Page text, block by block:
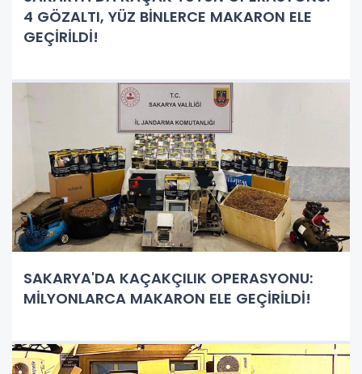
4 GÖZALTI, YÜZ BİNLERCE MAKARON ELE
GEÇİRİLDİ!
SAKARYA'DA KAÇAKÇILIK OPERASYONU:
MİLYONLARCA MAKARON ELE GEÇİRİLDİ!